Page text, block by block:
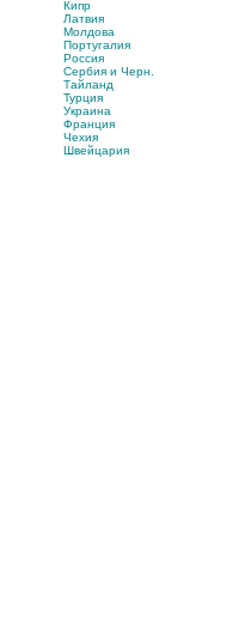
Кипр
Латвия
Молдова
Португалия
Россия
Сербия и Черн.
Тайланд
Турция
Украина
Франция
Чехия
Швейцария